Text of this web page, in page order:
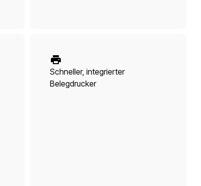
Schneller, integrierter
Belegdrucker